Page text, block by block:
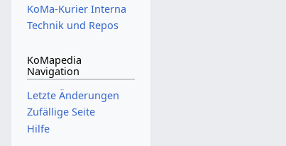
KoMa-Kurier Interna
Technik und Repos
KoMapedia
Navigation
Letzte Änderungen
Zufällige Seite
Hilfe